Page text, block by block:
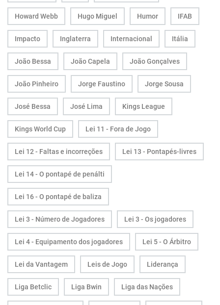
Howard Webb Hugo Miguel Humor IFAB
Impacto Inglaterra Internacional Itália
João Bessa João Capela João Gonçalves
João Pinheiro Jorge Faustino Jorge Sousa
José Bessa José Lima Kings League
Kings World Cup Lei 11 - Fora de Jogo
Lei 12 - Faltas e incorreções Lei 13 - Pontapés-livres
Lei 14 - O pontapé de penálti
Lei 16 - O pontapé de baliza
Lei 3 - Número de Jogadores Lei 3 - Os jogadores
Lei 4 - Equipamento dos jogadores Lei 5 - O Árbitro
Lei da Vantagem Leis de Jogo Liderança
Liga Betclic Liga Bwin Liga das Nações